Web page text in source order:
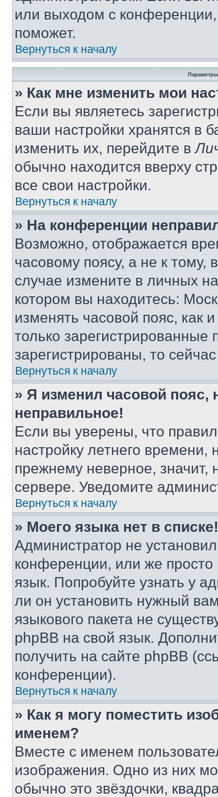
или выходом с
поможет.
Вернуться к началу
Параметры
» Как мне изменить мои
Если вы являетесь
ваши настройки хранятся в
изменить их, перейдите в
обычно находится вверху
все свои настройки.
Вернуться к началу
» На конференции
Возможно, отображается
часовому поясу, а не к тому,
случае измените в личных
котором вы находитесь:
изменять часовой пояс, как
только
зарегистрированы, то
Вернуться к началу
» Я изменил часовой пояс,
неправильное!
Если вы уверены, что
настройку летнего
прежнему неверное, значит,
сервере. Уведомите
Вернуться к началу
» Моего языка нет в списке!
Администратор не
конференции, или же
язык. Попробуйте узнать у
ли он установить нужный
языкового пакета не
phpBB на свой язык.
получить на сайте phpBB
конференции).
Вернуться к началу
» Как я могу поместить
именем?
Вместе с именем
изображения. Одно из них
обычно это звёздочки,